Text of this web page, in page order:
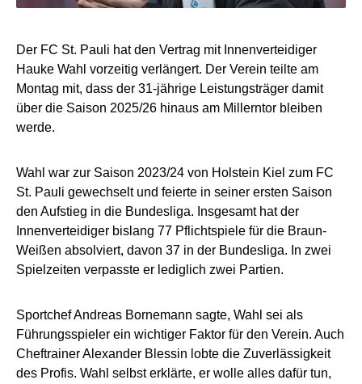
Der FC St. Pauli hat den Vertrag mit Innenverteidiger
Hauke Wahl vorzeitig verlängert. Der Verein teilte am
Montag mit, dass der 31-jährige Leistungsträger damit
über die Saison 2025/26 hinaus am Millerntor bleiben
werde.
Wahl war zur Saison 2023/24 von Holstein Kiel zum FC
St. Pauli gewechselt und feierte in seiner ersten Saison
den Aufstieg in die Bundesliga. Insgesamt hat der
Innenverteidiger bislang 77 Pflichtspiele für die Braun-
Weißen absolviert, davon 37 in der Bundesliga. In zwei
Spielzeiten verpasste er lediglich zwei Partien.
Sportchef Andreas Bornemann sagte, Wahl sei als
Führungsspieler ein wichtiger Faktor für den Verein. Auch
Cheftrainer Alexander Blessin lobte die Zuverlässigkeit
des Profis. Wahl selbst erklärte, er wolle alles dafür tun,